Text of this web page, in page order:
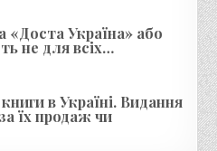
«Доста Україна» або
не для всіх…
в Україні. Видання
їх продаж чи